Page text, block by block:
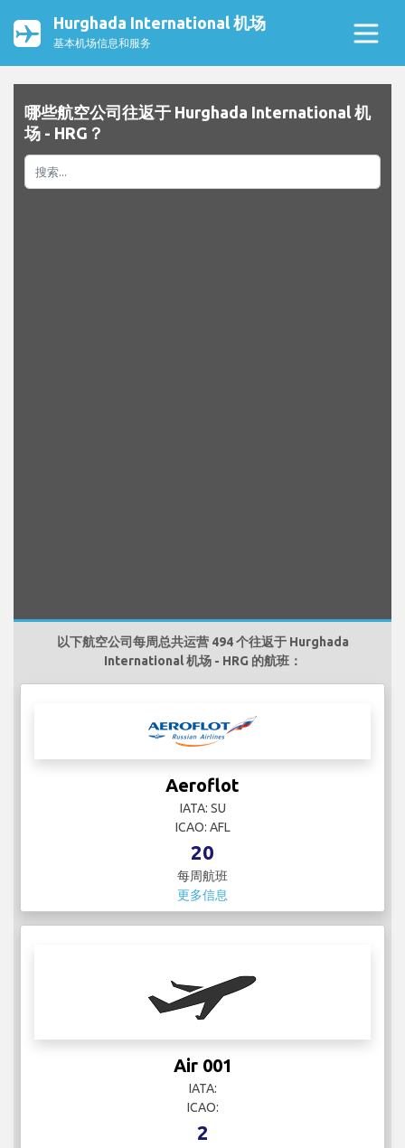
Hurghada International 机场
基本机场信息和服务
哪些航空公司往返于 Hurghada International 机
场 - HRG？
以下航空公司每周总共运营 494 个往返于 Hurghada
International 机场 - HRG 的航班：
Aeroflot
IATA: SU
ICAO: AFL
20
每周航班
更多信息
Air 001
IATA:
ICAO:
2